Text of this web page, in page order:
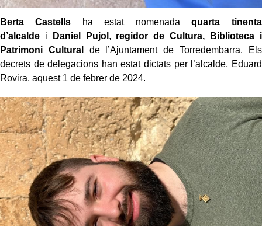
Berta Castells ha estat nomenadaquarta tinenta
d’alcalde i Daniel Pujol , regidor de Cultura, Biblioteca i
Patrimoni Cultural
de l’Ajuntament de Torredembarra. Els
decrets de delegacions han estat dictats per l’alcalde, Eduard
Rovira, aquest 1 de febrer de 2024.